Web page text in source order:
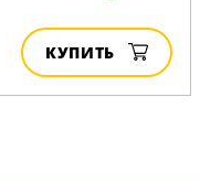
КУПИТЬ